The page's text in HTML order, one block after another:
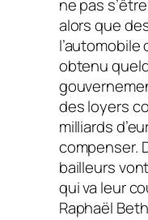
ne pas
alors que
obtenu
des loyers
milliards
compenser.
bailleurs
qui va leur
Raphaël